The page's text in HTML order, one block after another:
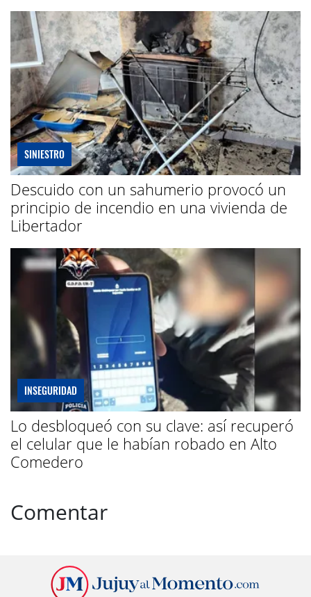
SINIESTRO
Descuido con un sahumerio provocó un
principio de incendio en una vivienda de
Libertador
INSEGURIDAD
Lo desbloqueó con su clave: así recuperó
el celular que le habían robado en Alto
Comedero
Comentar